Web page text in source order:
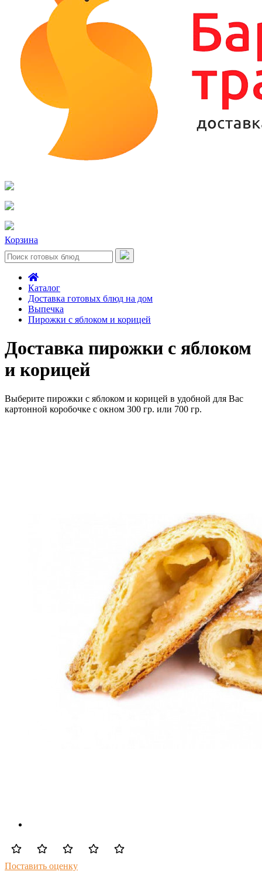
Корзина
Каталог
Доставка готовых блюд на дом
Выпечка
Пирожки с яблоком и корицей
Доставка пирожки с яблоком
и корицей
Выберите пирожки с яблоком и корицей в удобной для Вас
картонной коробочке с окном 300 гр. или 700 гр.
Поставить оценку